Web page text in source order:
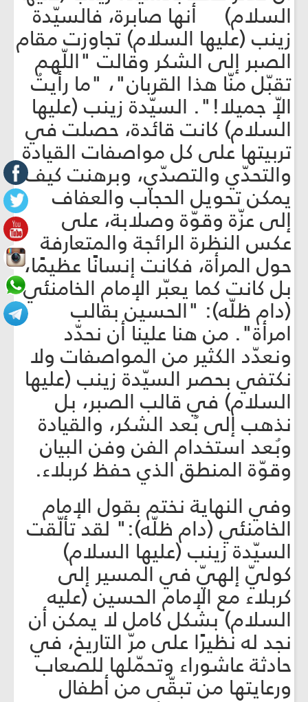
السلام) أنها صابرة، فالسيّدة
زينب (عليها السلام) تجاوزت مقام
الصبر إلى الشكر وقالت "اللّهم
تقبّل منّا هذا القربان"، "ما رأيتُ
الإّ جميلا!". السيّدة زينب (عليها
السلام) كانت قائدة، حصلت في
تربيتها على كل مواصفات القيادة
والتحدّي والتصدّي، وبرهنت كيف
يمكن تحويل الحجاب والعفاف
إلى عزّة وقوّة وصلابة، على
عكس النظرة الرائجة والمتعارفة
حول المرأة، فكانت إنسانًا عظيمًا،
بل كانت كما يعبّر الإمام الخامنئي
(دام ظلّه): "الحسين بقالب
امرأة". من هنا علينا أن نحدّد
ونعدّد الكثير من المواصفات ولا
نكتفي بحصر السيّدة زينب (عليها
السلام) في قالب الصبر، بل
نذهب إلى بُعد الشكر، والقيادة
وبُعد استخدام الفن وفن البيان
وقوّة المنطق الذي حفظ كربلاء.
وفي النهاية نختم بقول الإمام
الخامنئي (دام ظلّه):" لقد تألّقت
السيّدة زينب (عليها السلام)
كوليّ إلهيّ في المسير إلى
كربلاء مع الإمام الحسين (عليه
السلام) بشكل كامل لا يمكن أن
نجد له نظيرًا على مرّ التاريخ، في
حادثة عاشوراء وتحمّلها للصعاب
ورعايتها من تبقّى من أطفال